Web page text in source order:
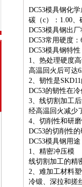
DC53模具钢化学
碳（c）：1.00
DC53模具钢出
DC53常用硬度：
DC53模具钢特性
1、热处理硬度
高温回火后可达
2、韧性是
DC53的韧性在
3、线切割加工
经高温回火减少
4、切削性和研
DC53的切削性
DC53模具钢用途
1、精密冲压模
线切割加工的精
2、难加工材料
冷锻、深拉和搓